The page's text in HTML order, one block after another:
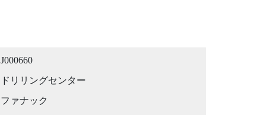
J000660
ドリリングセンター
ファナック